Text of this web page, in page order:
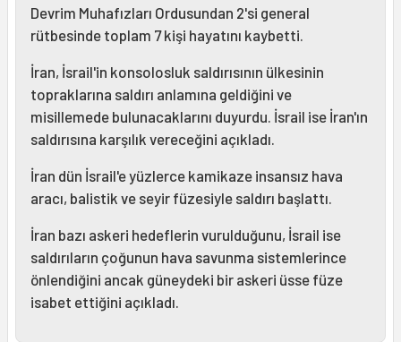
Devrim Muhafızları Ordusundan 2'si general
rütbesinde toplam 7 kişi hayatını kaybetti.
İran, İsrail'in konsolosluk saldırısının ülkesinin
topraklarına saldırı anlamına geldiğini ve
misillemede bulunacaklarını duyurdu. İsrail ise İran'ın
saldırısına karşılık vereceğini açıkladı.
İran dün İsrail'e yüzlerce kamikaze insansız hava
aracı, balistik ve seyir füzesiyle saldırı başlattı.
İran bazı askeri hedeflerin vurulduğunu, İsrail ise
saldırıların çoğunun hava savunma sistemlerince
önlendiğini ancak güneydeki bir askeri üsse füze
isabet ettiğini açıkladı.